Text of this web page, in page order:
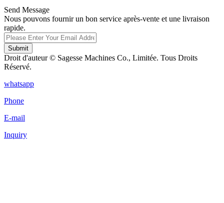
Send Message
Nous pouvons fournir un bon service après-vente et une livraison
rapide.
Submit
Droit d'auteur © Sagesse Machines Co., Limitée. Tous Droits
Réservé.
whatsapp
Phone
E-mail
Inquiry